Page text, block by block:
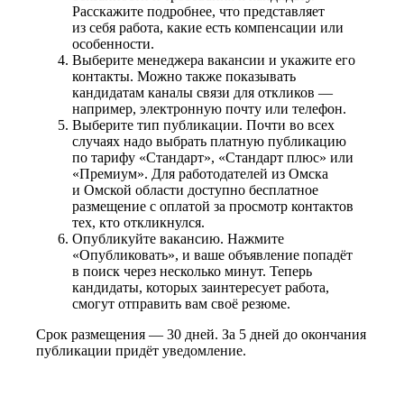
Расскажите подробнее, что представляет
из себя работа, какие есть компенсации или
особенности.
Выберите менеджера вакансии и укажите его
контакты. Можно также показывать
кандидатам каналы связи для откликов —
например, электронную почту или телефон.
Выберите тип публикации. Почти во всех
случаях надо выбрать платную публикацию
по тарифу «Стандарт», «Стандарт плюс» или
«Премиум». Для работодателей из Омска
и Омской области доступно бесплатное
размещение с оплатой за просмотр контактов
тех, кто откликнулся.
Опубликуйте вакансию. Нажмите
«Опубликовать», и ваше объявление попадёт
в поиск через несколько минут. Теперь
кандидаты, которых заинтересует работа,
смогут отправить вам своё резюме.
Срок размещения — 30 дней. За 5 дней до окончания
публикации придёт уведомление.